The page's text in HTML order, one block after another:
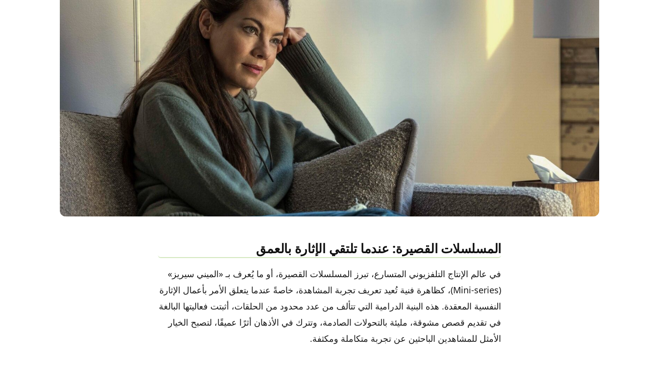
المسلسلات القصيرة: عندما تلتقي الإثارة بالعمق
في عالم الإنتاج التلفزيوني المتسارع، تبرز المسلسلات القصيرة، أو ما يُعرف بـ «الميني سيريز»
(Mini-series)، كظاهرة فنية تُعيد تعريف تجربة المشاهدة، خاصةً عندما يتعلق الأمر بأعمال الإثارة
النفسية المعقدة. هذه البنية الدرامية التي تتألف من عدد محدود من الحلقات، أثبتت فعاليتها البالغة
في تقديم قصص مشوقة، مليئة بالتحولات الصادمة، وتترك في الأذهان أثرًا عميقًا، لتصبح الخيار
الأمثل للمشاهدين الباحثين عن تجربة متكاملة ومكثفة.